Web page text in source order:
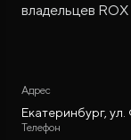
владельцев
Адрес
Екатеринбург,
Телефон